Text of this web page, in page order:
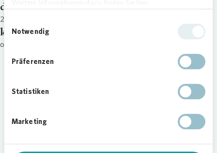
Notwendig
Präferenzen
Statistiken
Marketing
date
24.04.24
kategorie
other